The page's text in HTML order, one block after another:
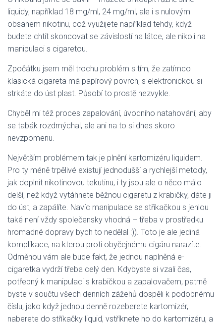
liquidy, například 18 mg/ml, 24 mg/ml, ale i s nulovým
obsahem nikotinu, což využijete například tehdy, když
budete chtít skoncovat se závislostí na látce, ale nikoli na
manipulaci s cigaretou.
Zpočátku jsem měl trochu problém s tím, že zatímco
klasická cigareta má papírový povrch, s elektronickou si
strkáte do úst plast. Působí to prostě nezvykle.
Chyběl mi též proces zapalování, úvodního natahování, aby
se tabák rozdmýchal, ale ani na to si dnes skoro
nevzpomenu.
Největším problémem tak je plnění kartomizéru liquidem.
Pro ty méně trpělivé existují jednodušší a rychlejší metody,
jak doplnit nikotinovou tekutinu, i ty jsou ale o něco málo
delší, než když vytáhnete běžnou cigaretu z krabičky, dáte ji
do úst, a zapálíte. Navíc manipulace se stříkačkou s jehlou
také není vždy společensky vhodná – třeba v prostředku
hromadné dopravy bych to nedělal :)). Toto je ale jediná
komplikace, na kterou proti obyčejnému cigáru narazíte.
Odměnou vám ale bude fakt, že jednou naplněná e-
cigaretka vydrží třeba celý den. Kdybyste si vzali čas,
potřebný k manipulaci s krabičkou a zapalovačem, patrně
byste v součtu všech denních zážehů dospěli k podobnému
číslu, jako když jednou denně rozeberete kartomizér,
naberete do stříkačky liquid, vstříknete ho do kartomizéru, a